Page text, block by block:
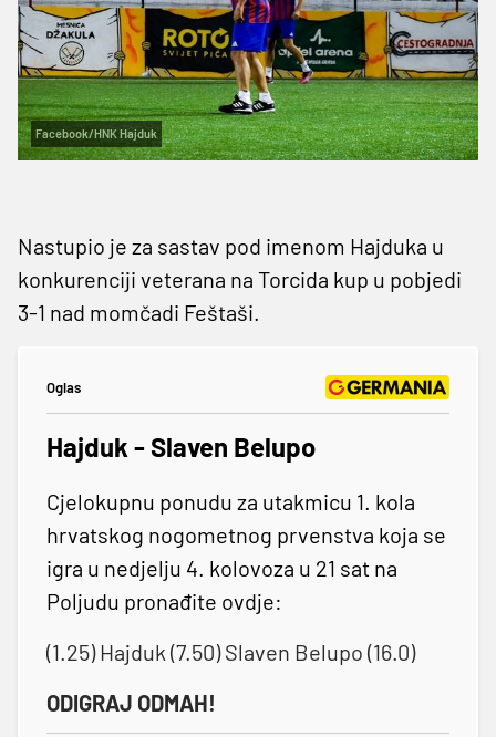
Facebook/HNK Hajduk
Nastupio je za sastav pod imenom Hajduka u
konkurenciji veterana na Torcida kup u pobjedi
3-1 nad momčadi Feštaši.
Oglas
Hajduk - Slaven Belupo
Cjelokupnu ponudu za utakmicu 1. kola
hrvatskog nogometnog prvenstva koja se
igra u nedjelju 4. kolovoza u 21 sat na
Poljudu pronađite ovdje:
(1.25) Hajduk (7.50) Slaven Belupo (16.0)
ODIGRAJ ODMAH!